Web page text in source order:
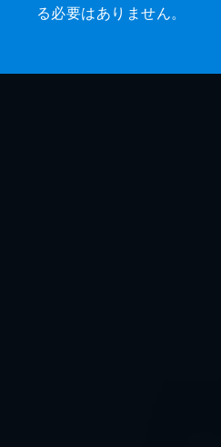
る必要はありません。